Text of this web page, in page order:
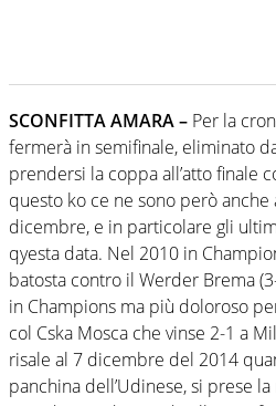
SCONFITTA AMARA – Per la
fermerà in semifinale, eliminato
prendersi la coppa all’atto finale
questo ko ce ne sono però
dicembre, e in particolare gli
qyesta data. Nel 2010 in
batosta contro il Werder Brema
in Champions ma più doloroso
col Cska Mosca che vinse 2-1 a
risale al 7 dicembre del 2014
panchina dell’Udinese, si prese